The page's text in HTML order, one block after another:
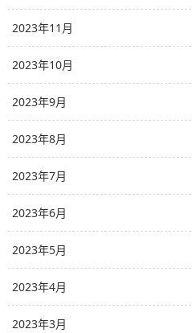
2023年11月
2023年10月
2023年9月
2023年8月
2023年7月
2023年6月
2023年5月
2023年4月
2023年3月